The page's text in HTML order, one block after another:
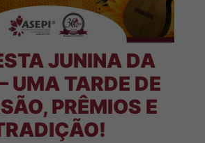
JUNINA DA
UMA TARDE DE
PRÊMIOS E